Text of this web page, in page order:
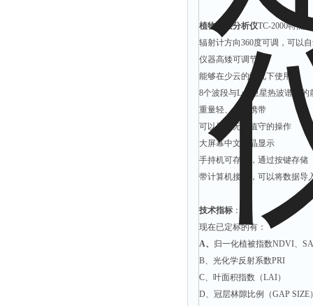
植物冠层分析仪TC-2000特点：
辐射计方向360度可调，可以
仪器高矮可调节
能够在少云的情况下使用
8个波段与Lsat卫星热波谱图的
重量轻、便于携带
可以用于无人值守的操作
大屏幕中文液晶显示
手持机可存储，通过按键存储
带计算机接口，可以将数据导
技术指标 ：
现在已定标的有：
A、 归一化植被指数NDVI、
B、光化学反射系数PRI
C、叶面积指数（LAI）
D、冠层林隙比例（GAP SIZE